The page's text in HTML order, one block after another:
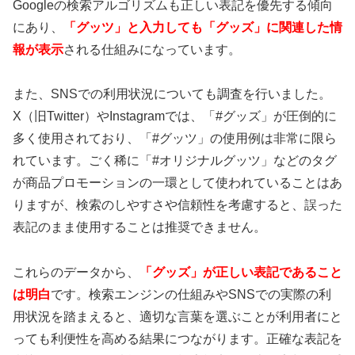
Googleの検索アルゴリズムも正しい表記を優先する傾向
にあり、
「グッツ」と入力しても「グッズ」に関連した情
報が表示される仕組みになっています。
また、SNSでの利用状況についても調査を行いました。
X（旧Twitter）やInstagramでは、「#グッズ」が圧倒的に
多く使用されており、「#グッツ」の使用例は非常に限ら
れています。ごく稀に「#オリジナルグッツ」などのタグ
が商品プロモーションの一環として使われていることはあ
りますが、検索のしやすさや信頼性を考慮すると、誤った
表記のまま使用することは推奨できません。
これらのデータから、
「グッズ」が正しい表記であること
は明白です。検索エンジンの仕組みやSNSでの実際の利
用状況を踏まえると、適切な言葉を選ぶことが利用者にと
っても利便性を高める結果につながります。正確な表記を